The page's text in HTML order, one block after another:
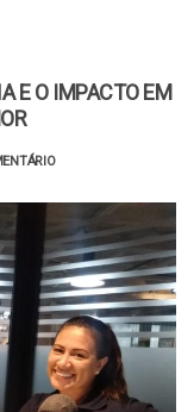
E O IMPACTO EM